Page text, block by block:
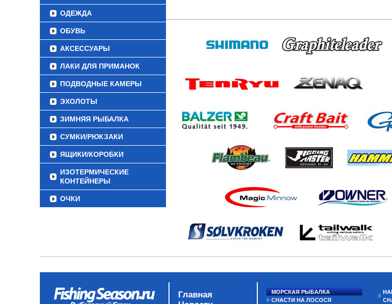
ОДЕЖДА
ОБУВЬ
АКСЕССУАРЫ
ЛАКИ ДЛЯ ПРИМАНОК
ПОДВОДНЫЕ КАМЕРЫ
ЭХОЛОТЫ
ЗИМНЯЯ РЫБАЛКА
СУМКИ/РЮКЗАКИ
ЯЩИКИ/КОРОБКИ
ИЗОТЕРМИЧЕСКИЕ
КОНТЕЙНЕРЫ
ОЧКИ
Главная
МОРСКАЯ РЫБАЛКА
СНАСТИ НА ЛОСОСЯ